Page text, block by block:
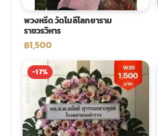
พวงหรีด วัดโมลีโลกยาราม
ราชวรวิหาร
฿1,500
-17%